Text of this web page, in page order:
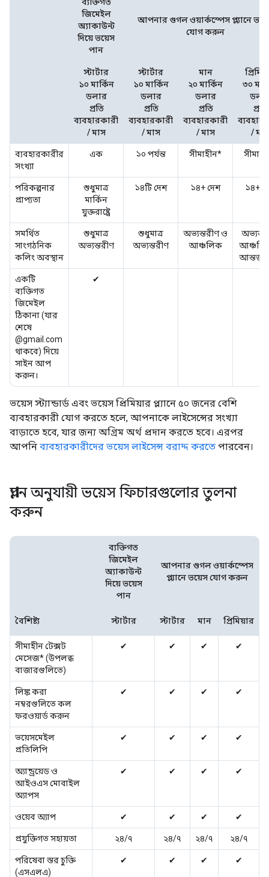
জিমেইল
অ্যাকাউন্ট
দিয়ে ভয়েস
পান
আপনার গুগল ওয়ার্কস্পেস প্ল্যানে
যোগ করুন
স্টার্টার
১০ মার্কিন
ডলার
প্রতি
ব্যবহারকারী
/ মাস
স্টার্টার
১০ মার্কিন
ডলার
প্রতি
ব্যবহারকারী
/ মাস
মান
২০ মার্কিন
ডলার
প্রতি
ব্যবহারকারী
/ মাস
৩০
প্রতি
/ মাস
ব্যবহারকারীর
সংখ্যা
এক ১০ পর্যন্ত সীমাহীন*
পরিকল্পনার
প্রাপ্যতা
শুধুমাত্র
মার্কিন
যুক্তরাষ্ট্রে
১৪টি দেশ ১৪+ দেশ ১৪+
সমর্থিত
সাংগঠনিক
কলিং অবস্থান
শুধুমাত্র
অভ্যন্তরীণ
শুধুমাত্র
অভ্যন্তরীণ
অভ্যন্তরীণ ও
আঞ্চলিক
একটি
ব্যক্তিগত
জিমেইল
ঠিকানা (যার
শেষে
@gmail.com
থাকবে) দিয়ে
সাইন আপ
করুন।
✔
ভয়েস স্ট্যান্ডার্ড এবং ভয়েস প্রিমিয়ার প্ল্যানে ৫০ জনের বেশি
ব্যবহারকারী যোগ করতে হলে, আপনাকে লাইসেন্সের সংখ্যা
বাড়াতে হবে, যার জন্য অগ্রিম অর্থ প্রদান করতে হবে। এরপর
আপনি ব্যবহারকারীদের ভয়েস লাইসেন্স বরাদ্দ করতে পারবেন।
প্ল্যান অনুযায়ী ভয়েস ফিচারগুলোর তুলনা
করুন
ব্যক্তিগত
জিমেইল
অ্যাকাউন্ট
দিয়ে ভয়েস
পান
আপনার গুগল ওয়ার্কস্পেস
প্ল্যানে ভয়েস যোগ করুন
বৈশিষ্ট্য স্টার্টার স্টার্টার মান প্রিমিয়ার
সীমাহীন টেক্সট
মেসেজ* (উপলব্ধ
বাজারগুলিতে)
✔ ✔ ✔ ✔
লিঙ্ক করা
নম্বরগুলিতে কল
ফরওয়ার্ড করুন
✔ ✔ ✔ ✔
ভয়েসমেইল
প্রতিলিপি
✔ ✔ ✔ ✔
অ্যান্ড্রয়েড ও
আইওএস মোবাইল
অ্যাপস
✔ ✔ ✔ ✔
ওয়েব অ্যাপ ✔ ✔ ✔ ✔
প্রযুক্তিগত সহায়তা ২৪/৭ ২৪/৭ ২৪/৭ ২৪/৭
পরিষেবা স্তর চুক্তি
(এসএলএ)
✔ ✔ ✔ ✔